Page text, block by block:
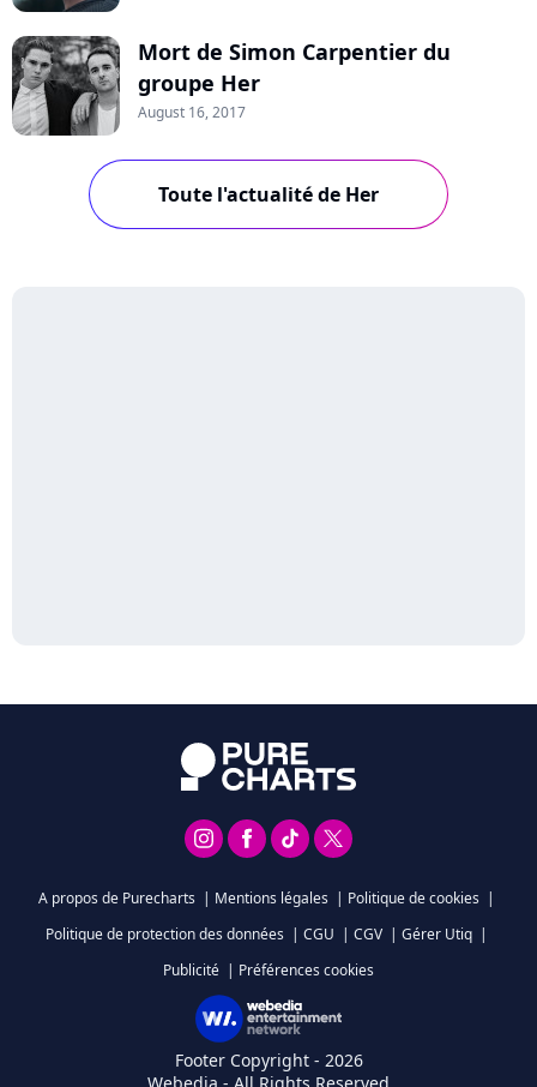
Mort de Simon Carpentier du
groupe Her
August 16, 2017
Toute l'actualité de Her
A propos de Purecharts | Mentions légales | Politique de cookies |
Politique de protection des données | CGU | CGV | Gérer Utiq |
Publicité | Préférences cookies
Footer Copyright - 2026